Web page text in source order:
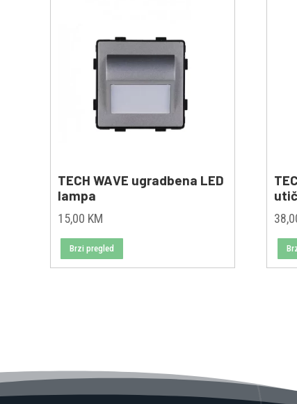
TECH WAVE ugradbena LED
lampa
15,00 KM
Brzi pregled